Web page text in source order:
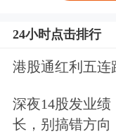
国。根据国
为。
美称美
24小时点击排行
港股通红利五连
深夜14股发业
长，别搞错方向